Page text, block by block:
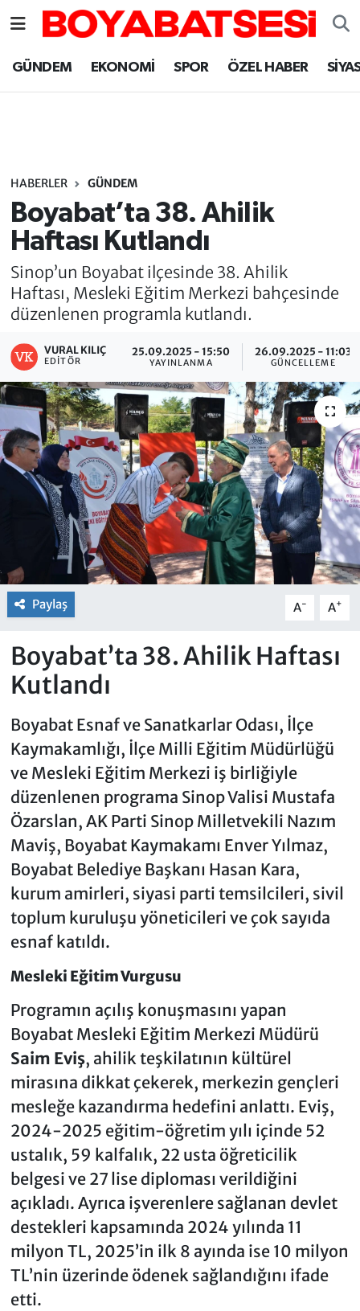
GÜNDEM EKONOMİ SPOR ÖZEL HABER
HABERLER GÜNDEM
Boyabat’ta 38. Ahilik
Haftası Kutlandı
Sinop’un Boyabat ilçesinde 38. Ahilik
Haftası, Mesleki Eğitim Merkezi bahçesinde
düzenlenen programla kutlandı.
VURAL KILIÇ
EDITÖR
25.09.2025 - 15:50
YAYINLANMA
26.09.2025 - 11:03
GÜNCELLEME
Paylaş A- A+
Boyabat’ta 38. Ahilik Haftası
Kutlandı
Boyabat Esnaf ve Sanatkarlar Odası, İlçe
Kaymakamlığı, İlçe Milli Eğitim Müdürlüğü
ve Mesleki Eğitim Merkezi iş birliğiyle
düzenlenen programa Sinop Valisi Mustafa
Özarslan, AK Parti Sinop Milletvekili Nazım
Maviş, Boyabat Kaymakamı Enver Yılmaz,
Boyabat Belediye Başkanı Hasan Kara,
kurum amirleri, siyasi parti temsilcileri, sivil
toplum kuruluşu yöneticileri ve çok sayıda
esnaf katıldı.
Mesleki Eğitim Vurgusu
Programın açılış konuşmasını yapan
Boyabat Mesleki Eğitim Merkezi Müdürü
Saim Eviş, ahilik teşkilatının kültürel
mirasına dikkat çekerek, merkezin gençleri
mesleğe kazandırma hedefini anlattı. Eviş,
2024-2025 eğitim-öğretim yılı içinde 52
ustalık, 59 kalfalık, 22 usta öğreticilik
belgesi ve 27 lise diploması verildiğini
açıkladı. Ayrıca işverenlere sağlanan devlet
destekleri kapsamında 2024 yılında 11
milyon TL, 2025’in ilk 8 ayında ise 10 milyon
TL’nin üzerinde ödenek sağlandığını ifade
etti.
Sinop Nöbetçi Eczaneler
Sinop Trafik Yoğunluk Haritası
Süper Lig Puan Durumu ve Fikstür
Tüm Manşetler
Son Dakika Haberleri
Haber Arşivi